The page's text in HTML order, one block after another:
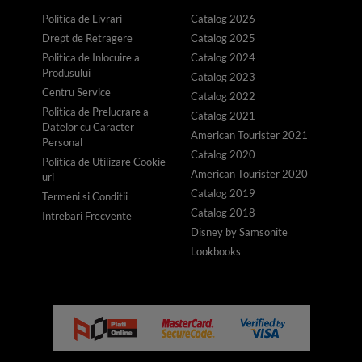
Politica de Livrari
Drept de Retragere
Politica de Inlocuire a
Produsului
Centru Service
Politica de Prelucrare a
Datelor cu Caracter
Personal
Politica de Utilizare Cookie-
uri
Termeni si Conditii
Intrebari Frecvente
Catalog 2026
Catalog 2025
Catalog 2024
Catalog 2023
Catalog 2022
Catalog 2021
American Tourister 2021
Catalog 2020
American Tourister 2020
Catalog 2019
Catalog 2018
Disney by Samsonite
Lookbooks